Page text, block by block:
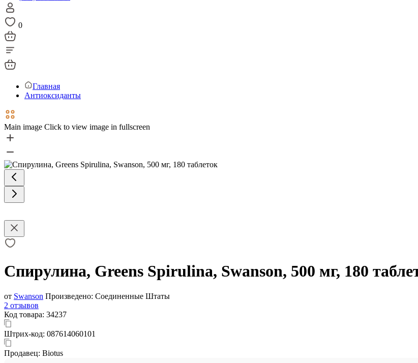
0
Главная
Антиоксиданты
Main image Click to view image in fullscreen
Спирулина, Greens Spirulina, Swanson, 500 мг, 180
от Swanson Произведено: Соединенные Штаты
2 отзывов
Код товара: 34237
Штрих-код: 087614060101
Продавец: Biotus